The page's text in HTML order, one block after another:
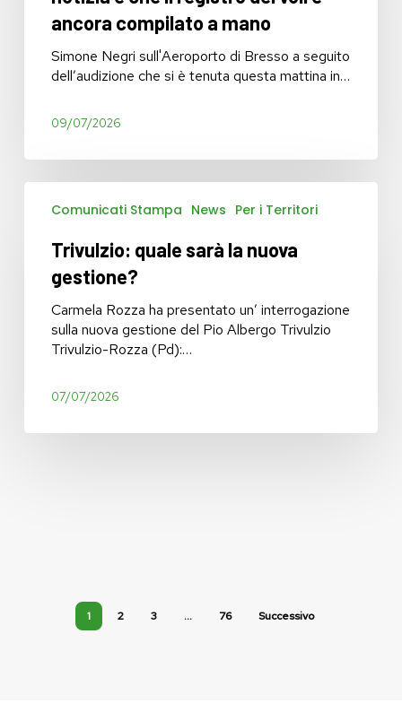
inquilini
che il
registro
ancora
mano
ancora compilato a mano
Simone Negri sull'Aeroporto di Bresso a seguito
dell’audizione che si è tenuta questa mattina in…
09/07/2026
quale
nuova
gestione?
Comunicati Stampa News Per i Territori
Trivulzio: quale sarà la nuova
gestione?
Carmela Rozza ha presentato un’ interrogazione
sulla nuova gestione del Pio Albergo Trivulzio
Trivulzio-Rozza (Pd):…
07/07/2026
1 2 3 … 76 Successivo